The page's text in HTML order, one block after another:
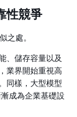
性競爭
之處。
、儲存容量以及
業界開始重視高
同樣，大型模型
成為企業基礎設